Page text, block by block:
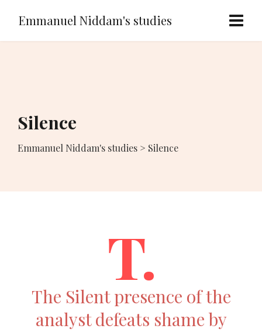
Emmanuel Niddam's studies
Silence
Emmanuel Niddam's studies > Silence
T.
The Silent presence of the
analyst defeats shame by